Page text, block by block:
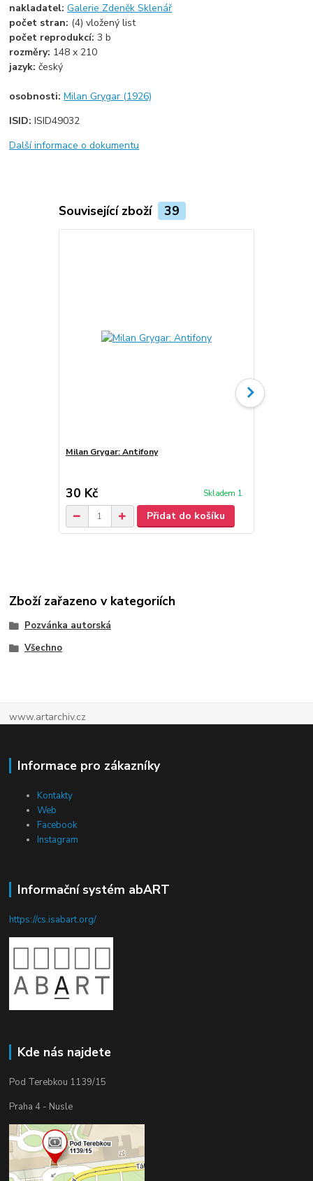
nakladatel:Galerie Zdeněk Sklenář
počet stran: (4) vložený list
počet reprodukcí:3 b
rozměry: 148 x 210
jazyk:český
osobnosti:Milan Grygar (1926)
ISID:ISID49032
Další informace o dokumentu
Související zboží 39
Milan Grygar: Antifony
30 Kč Skladem 1
Přidat do košíku
Zboží zařazeno v kategoriích
Pozvánka autorská
Všechno
www.artarchiv.cz
Informace pro zákazníky
Kontakty
Web
Facebook
Instagram
Informační systém abART
https://cs.isabart.org/
Kde nás najdete
Pod Terebkou 1139/15
Praha 4 - Nusle